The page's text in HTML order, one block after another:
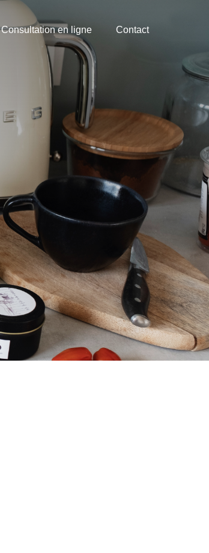
Consultation en ligne Contact